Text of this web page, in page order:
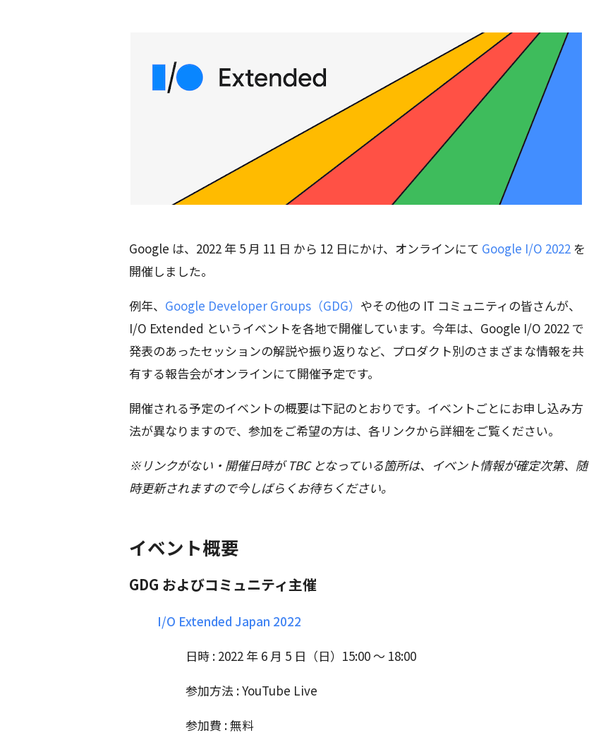
Google は、2022 年 5 月 11 日 から 12 日にかけ、オンラインにて Google I/O 2022 を
開催しました。
例年、 Google Developer Groups（GDG） やその他の IT コミュニティの皆さんが、
I/O Extended というイベントを各地で開催しています。今年は、Google I/O 2022 で
発表のあったセッションの解説や振り返りなど、プロダクト別のさまざまな情報を共
有する報告会がオンラインにて開催予定です。
開催される予定のイベントの概要は下記のとおりです。イベントごとにお申し込み方
法が異なりますので、参加をご希望の方は、各リンクから詳細をご覧ください。
※リンクがない・開催日時が TBC となっている箇所は、イベント情報が確定次第、随
時更新されますので今しばらくお待ちください。
イベント概要
GDG およびコミュニティ主催
I/O Extended Japan 2022
日時 : 2022 年 6 月 5 日（日）15:00 ～ 18:00
参加方法 : YouTube Live
参加費 : 無料